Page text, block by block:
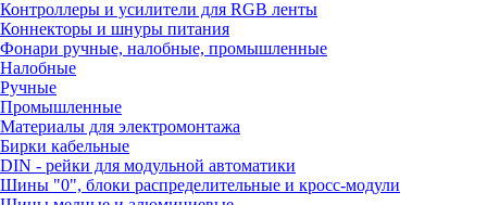
Контроллеры и усилители для RGB ленты
Коннекторы и шнуры питания
Фонари ручные, налобные, промышленные
Налобные
Ручные
Промышленные
Материалы для электромонтажа
Бирки кабельные
DIN - рейки для модульной автоматики
Шины "0", блоки распределительные и кросс-модули